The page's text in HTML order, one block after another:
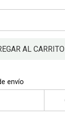
AL CARRITO
envío